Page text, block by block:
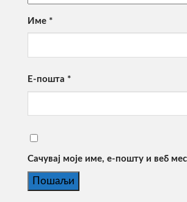
Име *
Е-пошта *
Сачувај моје име, е-пошту и веб